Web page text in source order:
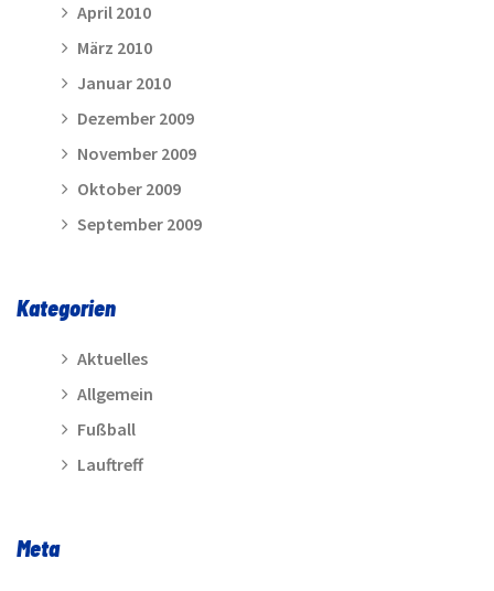
April 2010
März 2010
Januar 2010
Dezember 2009
November 2009
Oktober 2009
September 2009
Kategorien
Aktuelles
Allgemein
Fußball
Lauftreff
Meta